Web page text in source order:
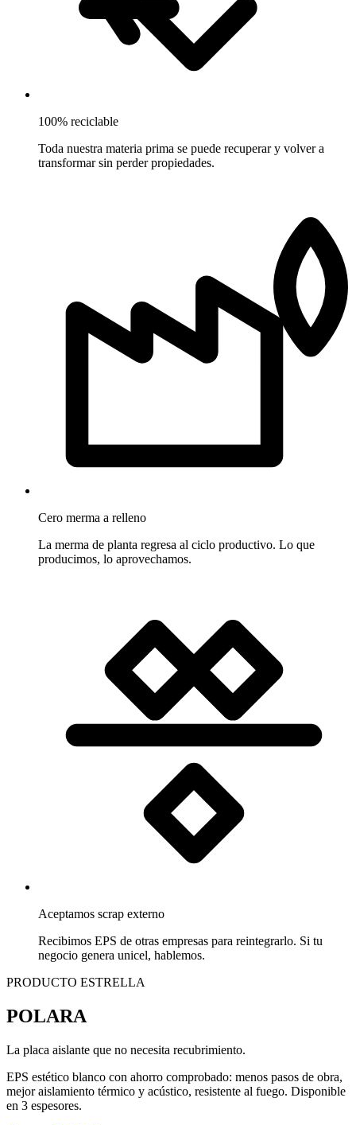
100% reciclable
Toda nuestra materia prima se puede recuperar y volver a
transformar sin perder propiedades.
Cero merma a relleno
La merma de planta regresa al ciclo productivo. Lo que
producimos, lo aprovechamos.
Aceptamos scrap externo
Recibimos EPS de otras empresas para reintegrarlo. Si tu
negocio genera unicel, hablemos.
PRODUCTO ESTRELLA
POLARA
La placa aislante que no necesita recubrimiento.
EPS estético blanco con ahorro comprobado: menos pasos de obra,
mejor aislamiento térmico y acústico, resistente al fuego. Disponible
en 3 espesores.